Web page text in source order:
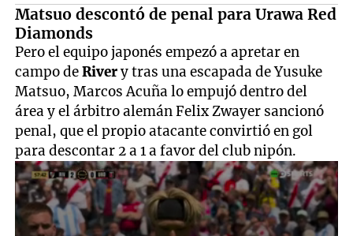
Matsuo descontó de penal para Urawa Red
Diamonds
Pero el equipo japonés empezó a apretar en
campo deRivery tras una escapada de Yusuke
Matsuo, Marcos Acuña lo empujó dentro del
área y el árbitro alemán Felix Zwayer sancionó
penal, que el propio atacante convirtió en gol
para descontar 2 a 1 a favor del club nipón.